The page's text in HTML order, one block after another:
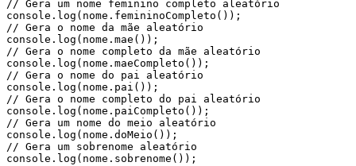
// Gera um nome feminino completo aleatório
console . log ( nome . femininoCompleto ( ) ) ;
// Gera o nome da mãe aleatório
console . log ( nome . mae ( ) ) ;
// Gera o nome completo da mãe aleatório
console . log ( nome . maeCompleto ( ) ) ;
// Gera o nome do pai aleatório
console . log ( nome . pai ( ) ) ;
// Gera o nome completo do pai aleatório
console . log ( nome . paiCompleto ( ) ) ;
// Gera um nome do meio aleatório
console . log ( nome . doMeio ( ) ) ;
// Gera um sobrenome aleatório
console . log ( nome . sobrenome ( ) ) ;